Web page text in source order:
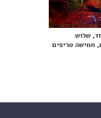
שלוש
חמישה טריפים